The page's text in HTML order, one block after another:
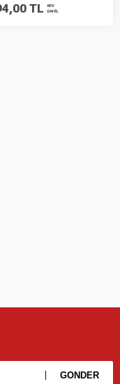
TL
KDV
DAHİL